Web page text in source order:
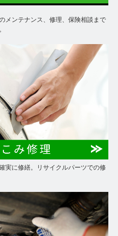
メンテナンス、修理、保険相談まで
実に修繕。リサイクルパーツでの修